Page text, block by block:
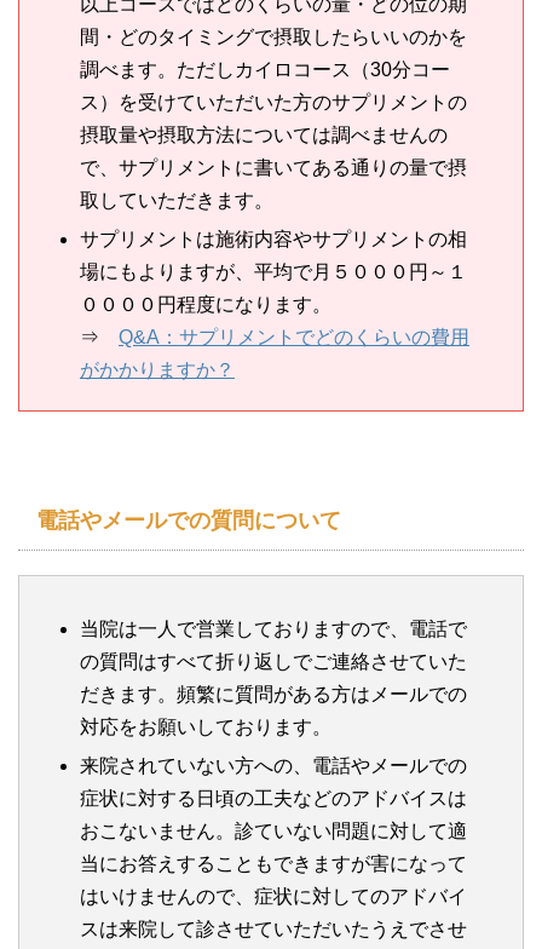
間・どのタイミングで摂取したらいいのかを
調べます。ただしカイロコース（30分コー
ス）を受けていただいた方のサプリメントの
摂取量や摂取方法については調べませんの
で、サプリメントに書いてある通りの量で摂
取していただきます。
サプリメントは施術内容やサプリメントの相
場にもよりますが、平均で月５０００円～１
００００円程度になります。
⇒ Q&A：サプリメントでどのくらいの費用
がかかりますか？
電話やメールでの質問について
当院は一人で営業しておりますので、電話で
の質問はすべて折り返しでご連絡させていた
だきます。頻繁に質問がある方はメールでの
対応をお願いしております。
来院されていない方への、電話やメールでの
症状に対する日頃の工夫などのアドバイスは
おこないません。診ていない問題に対して適
当にお答えすることもできますが害になって
はいけませんので、症状に対してのアドバイ
スは来院して診させていただいたうえでさせ